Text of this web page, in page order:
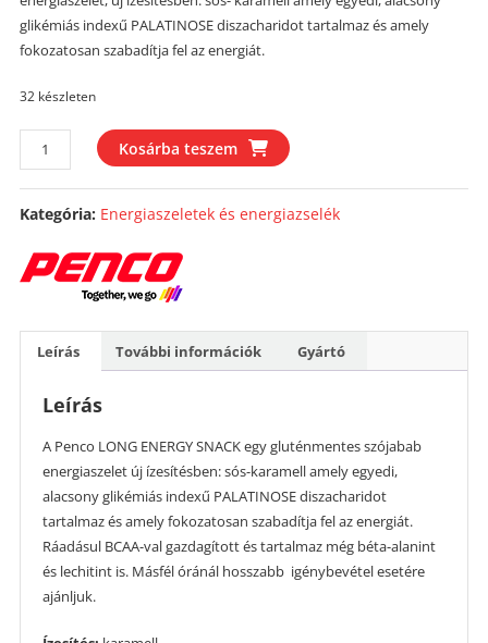
glikémiás indexű PALATINOSE diszacharidot tartalmaz és amely
fokozatosan szabadítja fel az energiát.
32 készleten
Penco
Long
Energy
Snack
g
Kosárba teszem
Kategória: Energiaszeletek és energiazselék
Leírás További információk Gyártó
Leírás
A Penco LONG ENERGY SNACK egy gluténmentes szójabab
energiaszelet új ízesítésben: sós-karamell amely egyedi,
alacsony glikémiás indexű PALATINOSE diszacharidot
tartalmaz és amely fokozatosan szabadítja fel az energiát.
Ráadásul BCAA-val gazdagított és tartalmaz még béta-alanint
és lechitint is. Másfél óránál hosszabb igénybevétel esetére
ajánljuk.